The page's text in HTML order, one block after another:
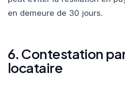
en demeure de 30 jours.
6. Contestation
locataire